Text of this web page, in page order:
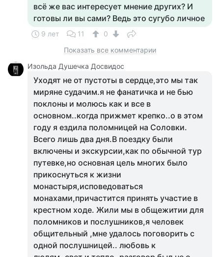
всё же вас интересует мнение других? И
готовы ли вы сами? Ведь это сугубо личное
9 лет 11
0
Показать все комментарии
Изольда Душечка Досвидос
Уходят не от пустоты в сердце,это мы так
миряне судачим.я не фанатичка и не бью
поклоны и молюсь как и все в
основном..когда прижмет крепко..о в этом
году я ездила поломницей на Соловки.
Всего лишь два дня.В поездку были
включены и экскурсии,как по обычной тур
путевке,но основная цель многих было
прикоснуться к жизни
монастыря,исповедоваться
монахами,причастится принять участие в
крестном ходе. Жили мы в общежитии для
поломников и послушников,я человек
общительный ,мне удалось поговорить с
одной послушницей.. любовь к